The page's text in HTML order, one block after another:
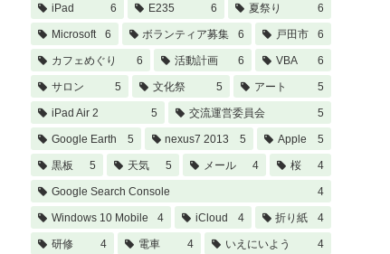
iPad 6 E235 6 夏祭り 6
Microsoft 6 ボランティア募集 6 戸田市 6
カフェめぐり 6 活動計画 6 VBA 6
サロン 5 文化祭 5 アート 5
iPad Air 2 5 交流運営委員会 5
Google Earth 5 nexus7 2013 5 Apple 5
黒板 5 天気 5 メール 4 桜 4
Google Search Console 4
Windows 10 Mobile 4 iCloud 4 折り紙 4
研修 4 電車 4 いえにいよう 4